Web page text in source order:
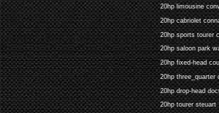
20hp limousine
20hp cabriolet
20hp sports tourer
20hp saloon park
20hp fixed-head
20hp three_quarter
20hp drop-head
20hp tourer steuart